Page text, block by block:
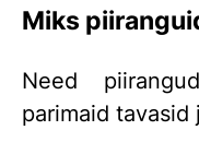
Miks
Need
parimaid